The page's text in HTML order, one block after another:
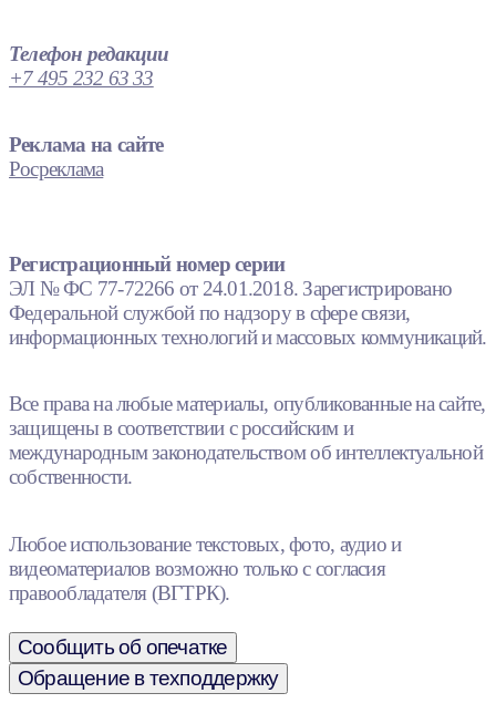
Телефон редакции
+7 495 232 63 33
Реклама на сайте
Росреклама
Регистрационный номер серии
ЭЛ № ФС 77-72266 от 24.01.2018. Зарегистрировано
Федеральной службой по надзору в сфере связи,
информационных технологий и массовых коммуникаций.
Все права на любые материалы, опубликованные на сайте,
защищены в соответствии с российским и
международным законодательством об интеллектуальной
собственности.
Любое использование текстовых, фото, аудио и
видеоматериалов возможно только с согласия
правообладателя (ВГТРК).
Сообщить об опечатке
Обращение в техподдержку